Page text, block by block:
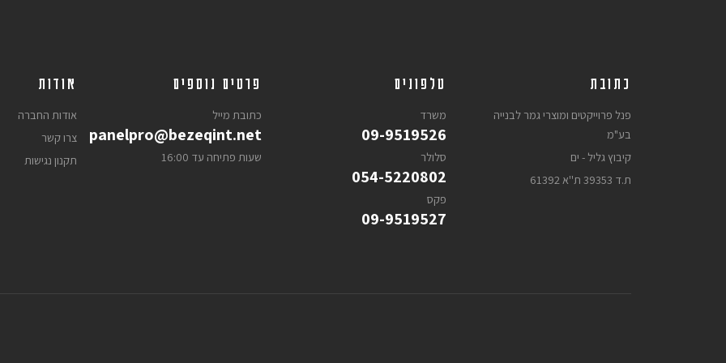
כתובת
פנל פרוייקטים ומוצרי גמר לבנייה
בע"מ
קיבוץ גליל - ים
ת.ד 39353 ת''א 61392
טלפונים
משרד
09-9519526
סלולר
054-5220802
פקס
09-9519527
פרטים נוספים
כתובת מייל
panelpro@bezeqint.net
שעות פתיחה עד 16:00
אודות
אודות החברה
צרו קשר
תקנון נגישות